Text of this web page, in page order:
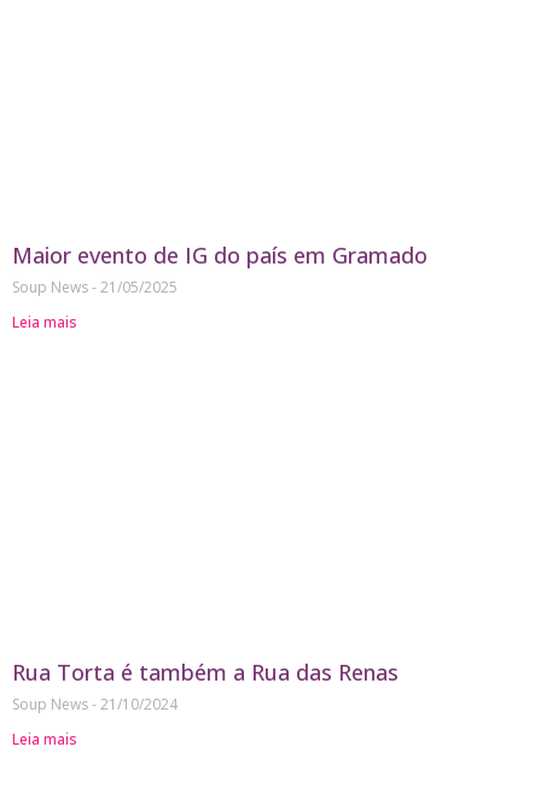
Maior evento de IG do país em Gramado
Soup News 21/05/2025
Leia mais
Rua Torta é também a Rua das Renas
Soup News 21/10/2024
Leia mais